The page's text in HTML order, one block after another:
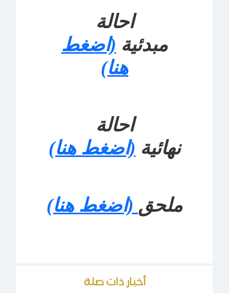
احالة
مبدئية (اضغط
هنا)
احالة
نهائية (اضغط هنا)
ملحق (اضغط هنا)
أخبار ذات صلة